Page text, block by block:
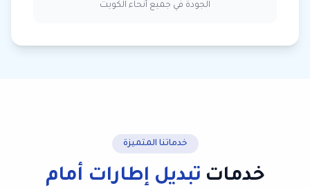
الجودة في جميع أنحاء الكويت
خدماتنا المتميزة
خدمات تبديل إطارات أمام